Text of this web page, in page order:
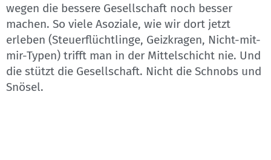
wegen die bessere Gesellschaft noch besser
machen. So viele Asoziale, wie wir dort jetzt
erleben (Steuerflüchtlinge, Geizkragen, Nicht-mit-
mir-Typen) trifft man in der Mittelschicht nie. Und
die stützt die Gesellschaft. Nicht die Schnobs und
Snösel.